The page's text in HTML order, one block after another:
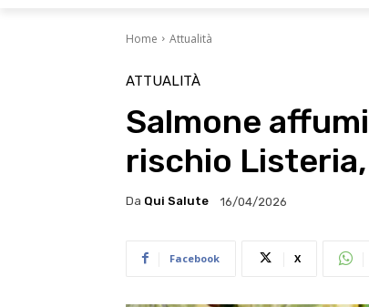
Home Attualità
ATTUALITÀ
Salmone
rischio
Da Qui Salute 16/04/2026
Facebook X